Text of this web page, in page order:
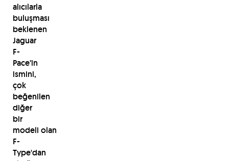
alıcılarla
buluşması
beklenen
Jaguar
F-
Pace’in
ismini,
çok
beğenilen
diğer
bir
modeli olan
F-
Type'dan